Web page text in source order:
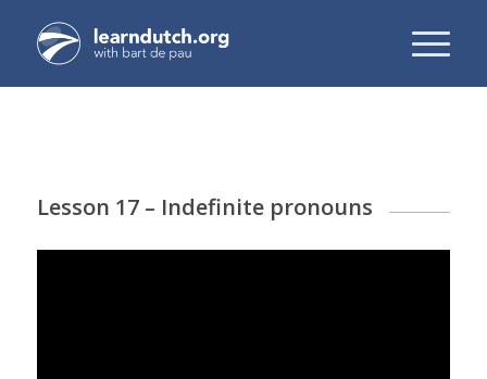
Lesson 17 – Indefinite pronouns